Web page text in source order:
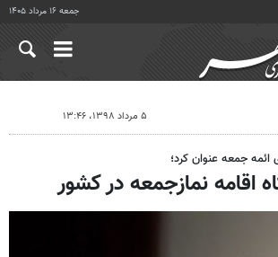
جمعه ۱۶ مرداد ۱۴۰۵
۵ مرداد ۱۳۹۸، ۱۳:۴۶
جمعه عنوان کرد؛